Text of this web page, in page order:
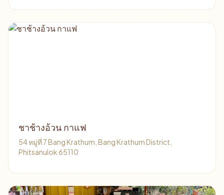
ชาช้างอ้วน กาแฟ
54 หมู่ที่ 7 Bang Krathum, Bang Krathum District,
Phitsanulok 65110